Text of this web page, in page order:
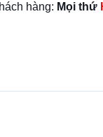
hàng: Mọi thứ